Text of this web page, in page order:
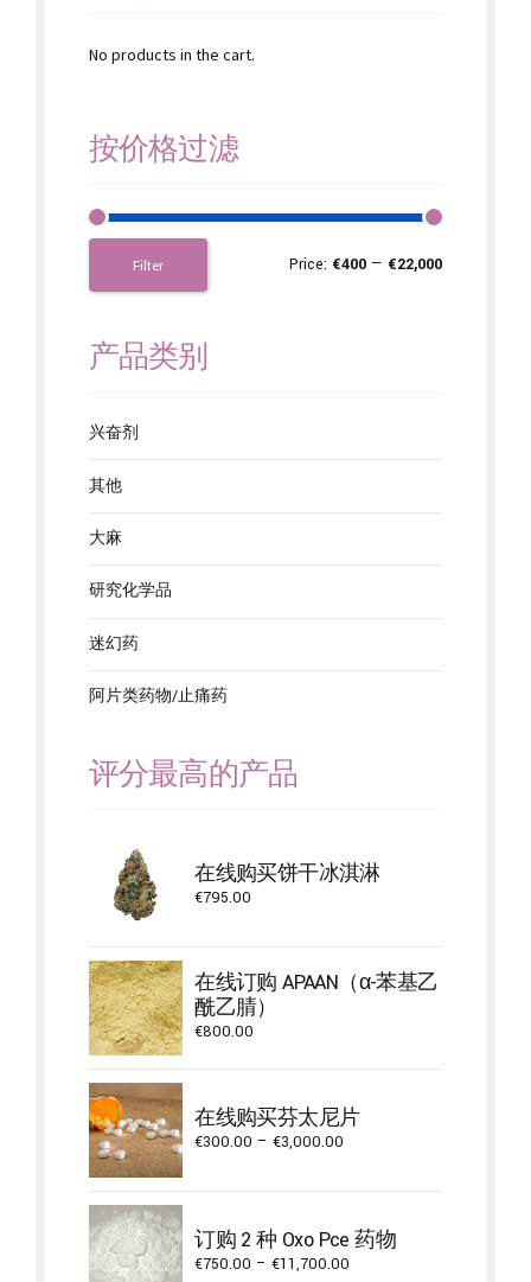
No products in the cart.
按价格过滤
Filter Price: €400 — €22,000
产品类别
兴奋剂
其他
大麻
研究化学品
迷幻药
阿片类药物/止痛药
评分最高的产品
在线购买饼干冰淇淋
€795.00
在线订购 APAAN（α-苯基乙
酰乙腈）
€800.00
在线购买芬太尼片
€300.00 – €3,000.00
€3,000.00
订购 2 种 Oxo Pce 药物
€750.00 – €11,700.00